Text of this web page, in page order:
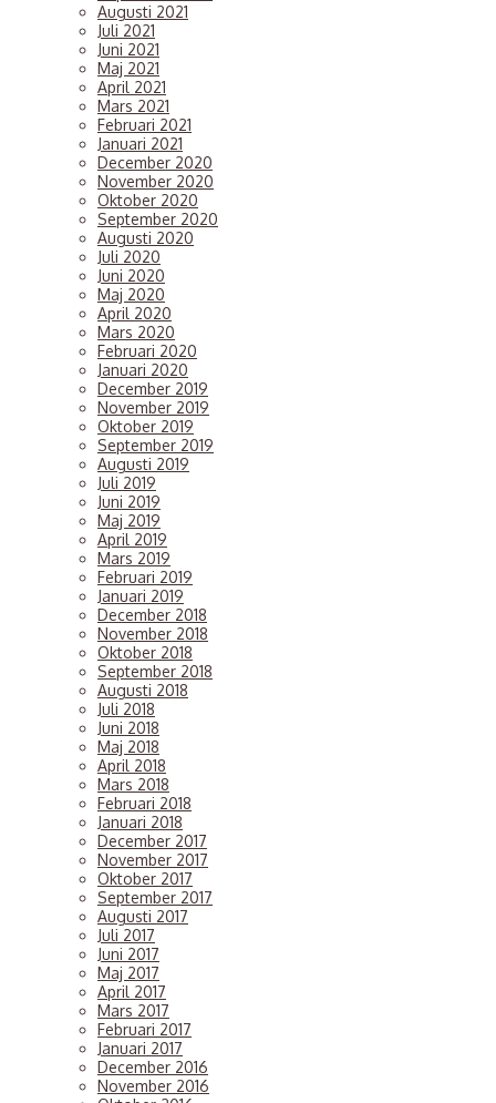
Augusti 2021
Juli 2021
Juni 2021
Maj 2021
April 2021
Mars 2021
Februari 2021
Januari 2021
December 2020
November 2020
Oktober 2020
September 2020
Augusti 2020
Juli 2020
Juni 2020
Maj 2020
April 2020
Mars 2020
Februari 2020
Januari 2020
December 2019
November 2019
Oktober 2019
September 2019
Augusti 2019
Juli 2019
Juni 2019
Maj 2019
April 2019
Mars 2019
Februari 2019
Januari 2019
December 2018
November 2018
Oktober 2018
September 2018
Augusti 2018
Juli 2018
Juni 2018
Maj 2018
April 2018
Mars 2018
Februari 2018
Januari 2018
December 2017
November 2017
Oktober 2017
September 2017
Augusti 2017
Juli 2017
Juni 2017
Maj 2017
April 2017
Mars 2017
Februari 2017
Januari 2017
December 2016
November 2016